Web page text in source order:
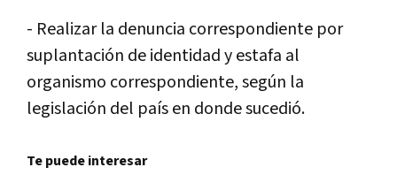
- Realizar la denuncia correspondiente por
suplantación de identidad y estafa al
organismo correspondiente, según la
legislación del país en donde sucedió.
Te puede interesar